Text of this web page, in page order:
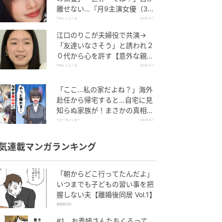
離せない…『月9主演女優（34
歳）』“極上”美ショットがすご
TRILL ニュース 2026.8.7
江口のりこが夫婦役で共演→
「友達いなさそう」と誘われ２
０代から心を許す【意外な親友
芸人】とは？
TRILL ニュース 2026.8.7
「ここ…私の家だよね？」海外
赴任から帰宅すると…自宅に見
知らぬ家族が！まさかの真相と
は！？
ベビーカレンダー 2026.8.7
連載マンガランキング
「朝からどこ行ってたんだよ」
いつまでも子どもの習い事を把
握しない夫【離婚後同居 Vol.1】
離婚後同居